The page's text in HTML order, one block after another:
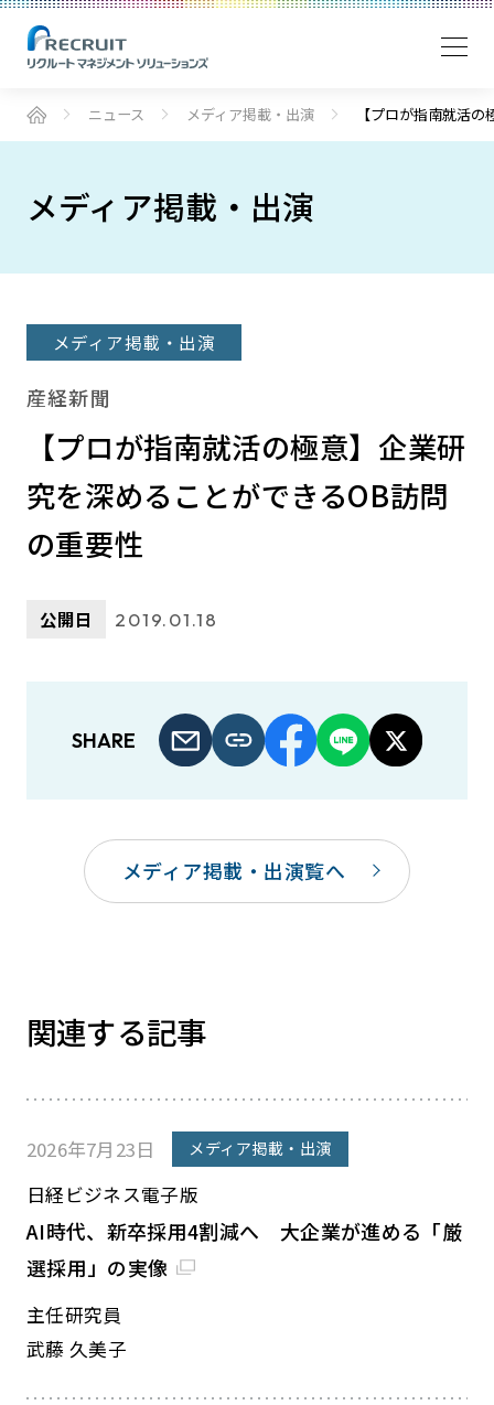
ニュース メディア掲載・出演 【プロが指南就活
メディア掲載・出演
メディア掲載・出演
産経新聞
【プロが指南就活の極意】企業研
究を深めることができるOB訪問
の重要性
公開日 2019.01.18
SHARE
メディア掲載・出演覧へ
関連する記事
2026年7月23日 メディア掲載・出演
日経ビジネス電子版
AI時代、新卒採用4割減へ 大企業が進める「厳
選採用」の実像
主任研究員
武藤 久美子